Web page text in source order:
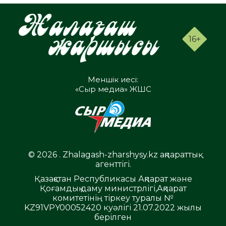
16+
Меншік иесі:
«Сыр медиа» ЖШС
© 2026 . Zhalagash-zharshysy.kz ақпараттық
агенттігі.
Қазақстан Республикасы Ақпарат және
Қоғамдық даму министрлігі,Ақпарат
комитетінің тіркеу туралы №
KZ91VPY00052420 куәлігі 21.07.2022 жылы
берілген